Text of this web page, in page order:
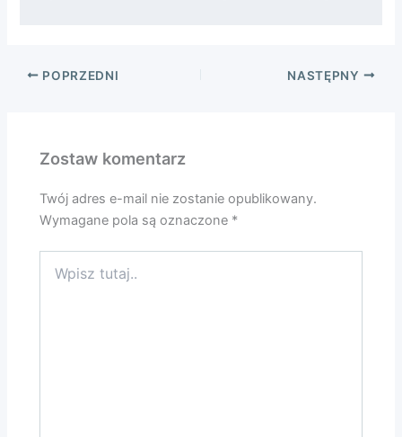
POPRZEDNI NASTĘPNY
Zostaw komentarz
Twój adres e-mail nie zostanie opublikowany.
Wymagane pola są oznaczone *
tutaj..